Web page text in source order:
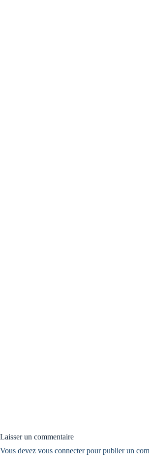
Laisser un commentaire
Vous devez vous connecterpour publier un